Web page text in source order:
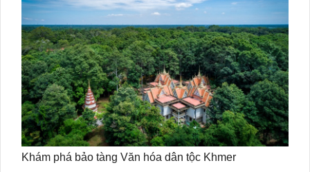
Khám phá bảo tàng Văn hóa dân tộc Khmer